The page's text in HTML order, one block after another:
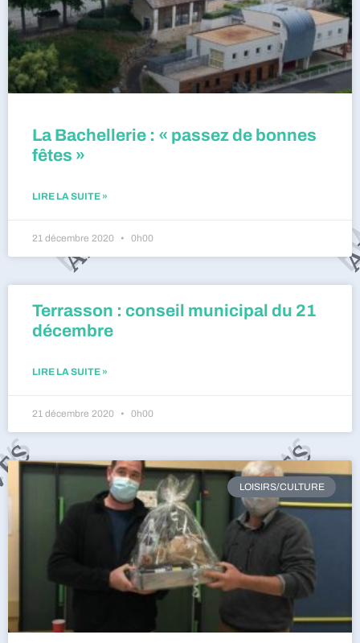
La Bachellerie : « passez de bonnes
fêtes »
LIRE LA SUITE »
21 décembre 2020 0h00
Terrasson : conseil municipal du 21
décembre
LIRE LA SUITE »
21 décembre 2020 0h00
LOISIRS/CULTURE